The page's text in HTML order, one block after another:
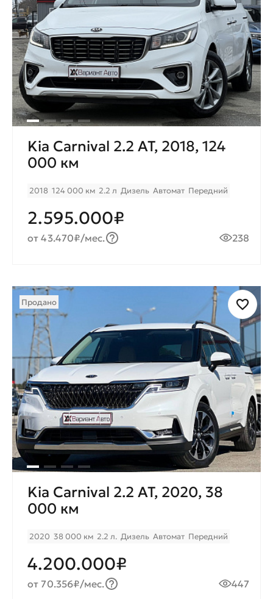
Kia Carnival 2.2 AT, 2018, 124
000 км
2018 124 000 км 2.2 л Дизель Автомат Передний
2.595.000₽
от 43.470₽/мес. 238
Продано
Kia Carnival 2.2 AT, 2020, 38
000 км
2020 38 000 км 2.2 л. Дизель Автомат Передний
4.200.000₽
от 70.356₽/мес. 447